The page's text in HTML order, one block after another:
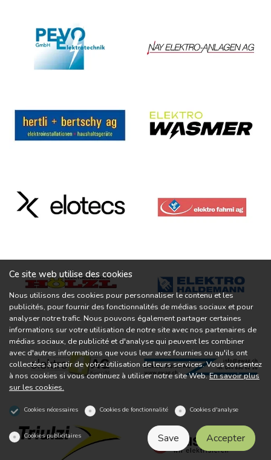
Ce site web utilise des cookies
Nous utilisons des cookies pour personnaliser le contenu et les
publicités, pour fournir des fonctionnalités de médias sociaux et pour
analyser notre trafic. Nous pouvons également partager certaines
informations sur votre utilisation de notre site avec nos partenaires de
médias sociaux, de publicité et d'analyse qui peuvent les combiner
avec d'autres informations que vous leur avez fournies ou qu'ils ont
collectées à partir de votre utilisation de leurs services. Vous consentez
à nos cookies si vous continuez à utiliser notre site Web.En savoir plus
sur les cookies.
Cookies nécessaires Cookies de fonctionnalité Cookies d'analyse
Cookies publicitaires Accepter
Save